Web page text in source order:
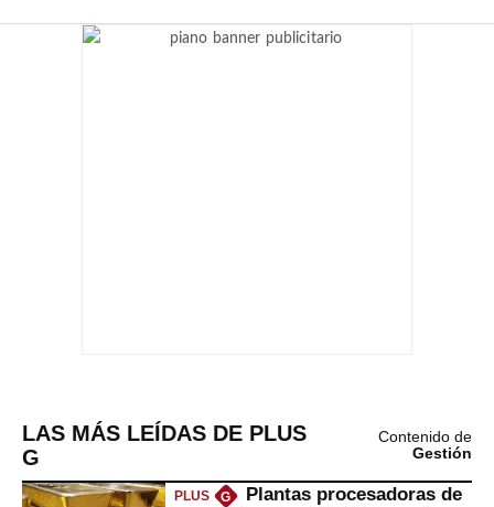
LAS MÁS LEÍDAS DE PLUS
G
Contenido de
Gestión
PLUS G
Plantas procesadoras de